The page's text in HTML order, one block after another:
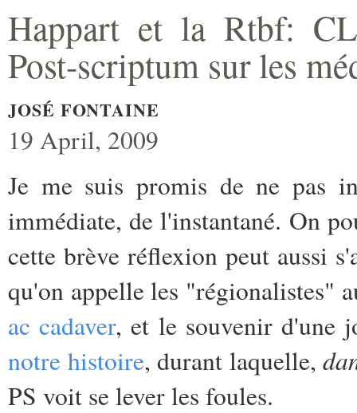
Happart et la Rtbf:
Post-scriptum sur les
JOSÉ FONTAINE
19 April, 2009
Je me suis promis de ne pas
immédiate, de l'instantané. On
cette brève réflexion peut aussi
qu'on appelle les "régionalistes"
ac cadaver, et le souvenir d'une
notre histoire, durant laquelle,
PS voit se lever les foules.